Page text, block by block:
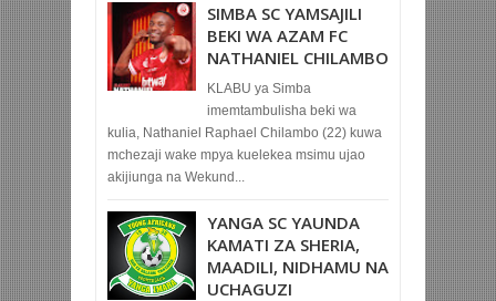
SIMBA SC YAMSAJILI
BEKI WA AZAM FC
NATHANIEL CHILAMBO
KLABU ya Simba
imemtambulisha beki wa
kulia, Nathaniel Raphael Chilambo (22) kuwa
mchezaji wake mpya kuelekea msimu ujao
akijiunga na Wekund...
YANGA SC YAUNDA
KAMATI ZA SHERIA,
MAADILI, NIDHAMU NA
UCHAGUZI